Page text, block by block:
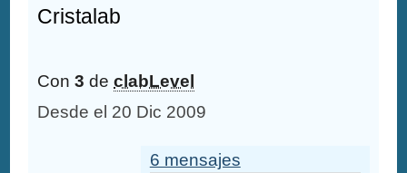
Cristalab
Con3 declabLevel
Desde el 20 Dic 2009
6 mensajes